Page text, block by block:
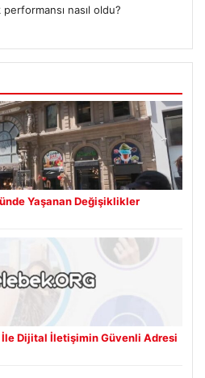
performansı nasıl oldu?
Yaşanan Değişiklikler
Dijital İletişimin Güvenli Adresi